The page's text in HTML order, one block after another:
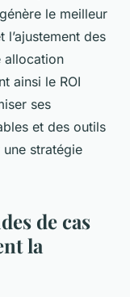
le meilleur
l’ajustement des
allocation
ainsi le ROI
ses
et des outils
stratégie
de cas
la